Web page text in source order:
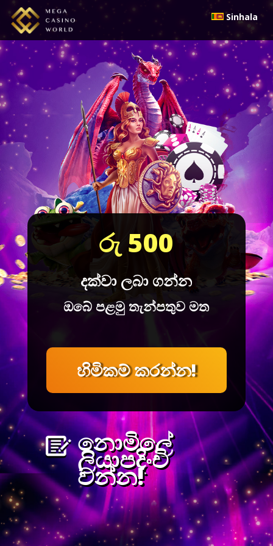
Sinhala
රු 500
දක්වා ලබා ගන්න
ඔබේ පළමු තැන්පතුව මත
හිමිකම් කරන්න!
නොමිලේ
ලියාපදිංචි
වන්න!